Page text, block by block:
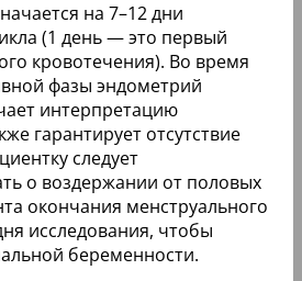
на 7–12 дни
(1 день — это первый
кровотечения). Во время
фазы эндометрий
интерпретацию
гарантирует отсутствие
следует
о воздержании от половых
окончания менструального
исследования, чтобы
беременности.